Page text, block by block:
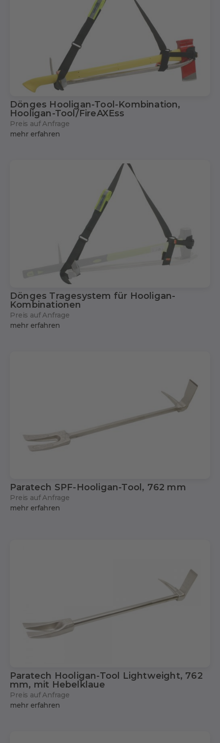
Dönges Hooligan-Tool-Kombination,
Hooligan-Tool/FireAXEss
Preis auf Anfrage
mehr erfahren
Dönges Tragesystem für Hooligan-
Kombinationen
Preis auf Anfrage
mehr erfahren
Paratech SPF-Hooligan-Tool, 762 mm
Preis auf Anfrage
mehr erfahren
Paratech Hooligan-Tool Lightweight, 762
mm, mit Hebelklaue
Preis auf Anfrage
mehr erfahren